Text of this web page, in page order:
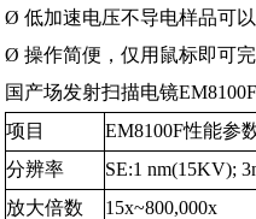
Ø低加速电压不导电样品可
Ø操作简便，仅用鼠标即可
国产场发射扫描电镜
项目
EM8100F性能参
分辨率
SE:1 nm(15KV);
放大倍数
15x~800,000x